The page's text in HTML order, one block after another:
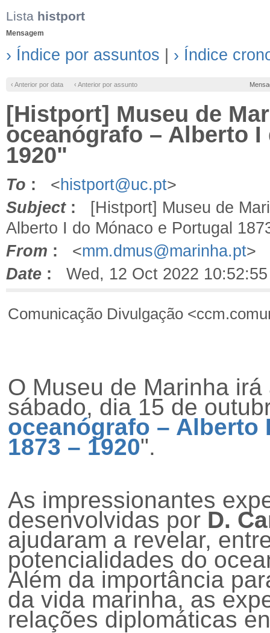
Lista histport
Mensagem
› Índice por assuntos › Índice
‹ Anterior por data ‹ Anterior por assunto
[Histport] Museu de
oceanógrafo – Alberto I
1920"
To : <histport@uc.pt>
Subject: [Histport] Museu de
Alberto I do Mónaco e Portugal
From : <mm.dmus@marinha.pt>
Date : Wed, 12 Oct 2022
Comunicação Divulgação
O Museu de Marinha
sábado, dia 15 de
oceanógrafo – Alberto
1873 – 1920".
As impressionantes
desenvolvidas por D.
ajudaram a revelar,
potencialidades do
Além da importância
da vida marinha, as
relações diplomáticas